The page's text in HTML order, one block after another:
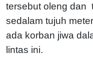
tersebut oleng dan
sedalam tujuh
ada korban jiwa
lintas ini.